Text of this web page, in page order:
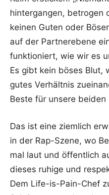
hintergangen, betrogen
keinen Guten oder
auf der Partnerebene
funktioniert, wie wir es
Es gibt kein böses Blut,
gutes Verhältnis
Beste für unsere beiden
Das ist eine ziemlich
in der Rap-Szene, wo
mal laut und öffentlich
dieses ruhige und
Dem Life-is-Pain-Chef